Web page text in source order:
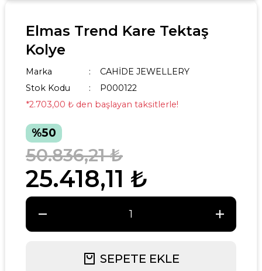
Elmas Trend Kare Tektaş
Kolye
Marka
CAHİDE JEWELLERY
Stok Kodu
P000122
*2.703,00 ₺ den başlayan taksitlerle!
%50
25.418,11 ₺
50.836,21 ₺
SEPETE EKLE